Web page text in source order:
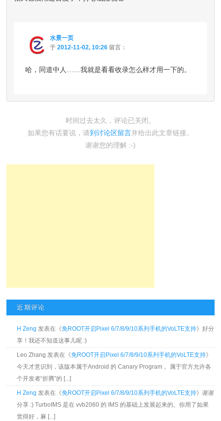
水景一页
于2012-11-02, 10:26 留言：
哈，同道中人……我就是看看收录怎么样才用一下的。
时间过去太久，评论已关闭。
如果您有话要说，请到讨论区留言并给出此文章链接。
谢谢您的理解 :-)
近期评论
H Zeng 发表在《免ROOT开启Pixel 6/7/8/9/10系列手机的VoLTE支持》好分
享！我还不知道这事儿呢 :)
Leo Zhang 发表在《免ROOT开启Pixel 6/7/8/9/10系列手机的VoLTE支持》
今天才意识到，该版本属于Android 的 Canary Program， 属于官方允许各
个开发者“折腾”的 [...]
H Zeng 发表在《免ROOT开启Pixel 6/7/8/9/10系列手机的VoLTE支持》谢谢
分享 :) TurboIMS 是在 vvb2060 的 IMS 的基础上发展起来的。你用了如果
觉得好，麻 [...]